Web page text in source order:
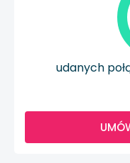
udanych